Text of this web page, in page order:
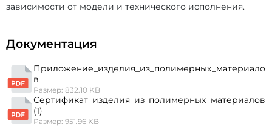
зависимости от модели и технического исполнения.
Документация
Приложение_изделия_из_полимерных_материало
в
Размер: 832.10 KB
Сертификат_изделия_из_полимерных_материалов
(1)
Размер: 951.96 KB